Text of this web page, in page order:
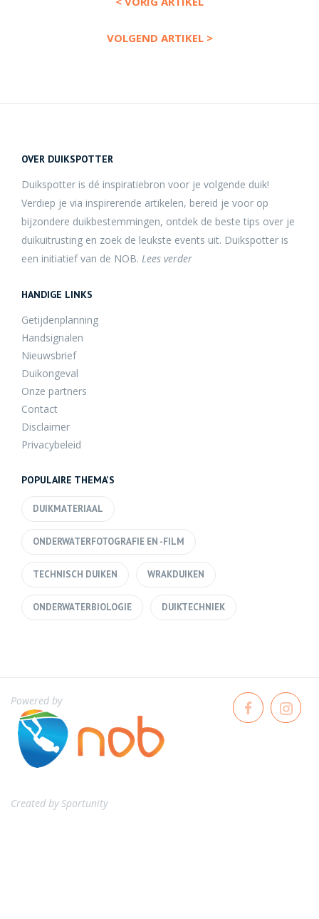
VOLGEND ARTIKEL >
OVER DUIKSPOTTER
Duikspotter is dé inspiratiebron voor je volgende duik!
Verdiep je via inspirerende artikelen, bereid je voor op
bijzondere duikbestemmingen, ontdek de beste tips over je
duikuitrusting en zoek de leukste events uit. Duikspotter is
een initiatief van de NOB. Lees verder
HANDIGE LINKS
Getijdenplanning
Handsignalen
Nieuwsbrief
Duikongeval
Onze partners
Contact
Disclaimer
Privacybeleid
POPULAIRE THEMA'S
DUIKMATERIAAL
ONDERWATERFOTOGRAFIE EN -FILM
TECHNISCH DUIKEN WRAKDUIKEN
ONDERWATERBIOLOGIE DUIKTECHNIEK
Powered by
Created bySportunity